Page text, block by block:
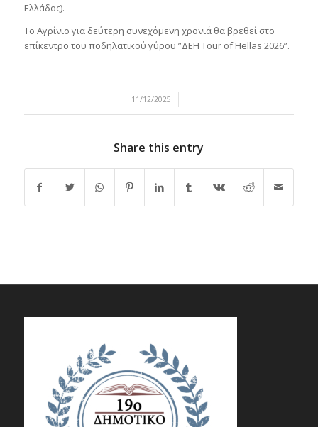
Ελλάδος).
Το Αγρίνιο για δεύτερη συνεχόμενη χρονιά θα βρεθεί στο
επίκεντρο του ποδηλατικού γύρου ”ΔΕΗ Tour of Hellas 2026”.
11/12/2025
/
Share this entry